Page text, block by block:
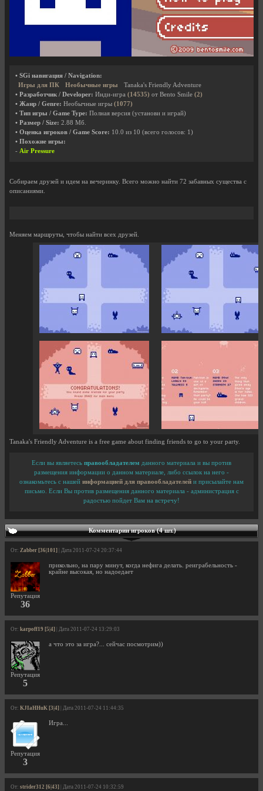
• SGi навигация / Navigation:
Игры для ПК
Необычные игры
Tanaka's Friendly Adventure
• Разработчик / Developer: Инди-игра (14535) от Bento Smile (2)
• Жанр / Genre: Необычные игры (1077)
• Тип игры / Game Type: Полная версия (установи и играй)
• Размер / Size: 2.88 Мб.
• Оценка игроков / Game Score: 10.0 из 10 (всего голосов: 1 )
• Похожие игры:
- Air Pressure
Собираем друзей и идем на вечеринку. Всего можно найти 72 забавных существа с
описаниями.
Меняем маршруты, чтобы найти всех друзей.
Tanaka's Friendly Adventure is a free game about finding friends to go to your party.
Если вы являетесь правообладателем данного материала и вы против
размещения информации о данном материале, либо ссылок на него -
ознакомьтесь с нашей информацией для правообладателей и присылайте нам
письмо. Если Вы против размещения данного материала - администрация с
радостью пойдет Вам на встречу!
Комментарии игроков (4 шт.)
От: Zabber [36|101] | Дата 2011-07-24 20:37:44
Репутация
36
прикольно, на пару минут, когда нефига делать. реиграбельность -
крайне высокая, но надоедает
От: karpoff19 [5|4] | Дата 2011-07-24 13:29:03
Репутация
5
а что это за игра?... сейчас посмотрим))
От: KJIaHHuK [3|4] | Дата 2011-07-24 11:44:35
Репутация
3
Игра...
От: strider312 [6|43] | Дата 2011-07-24 10:32:59